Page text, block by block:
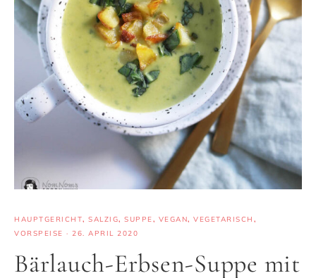
HAUPTGERICHT, SALZIG, SUPPE, VEGAN, VEGETARISCH ,
VORSPEISE · 26. APRIL 2020
Bärlauch-Erbsen-Suppe mit